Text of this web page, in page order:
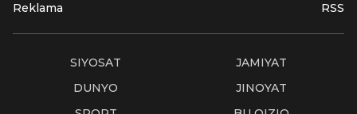
Reklama RSS
SIYOSAT
JAMIYAT
DUNYO
JINOYAT